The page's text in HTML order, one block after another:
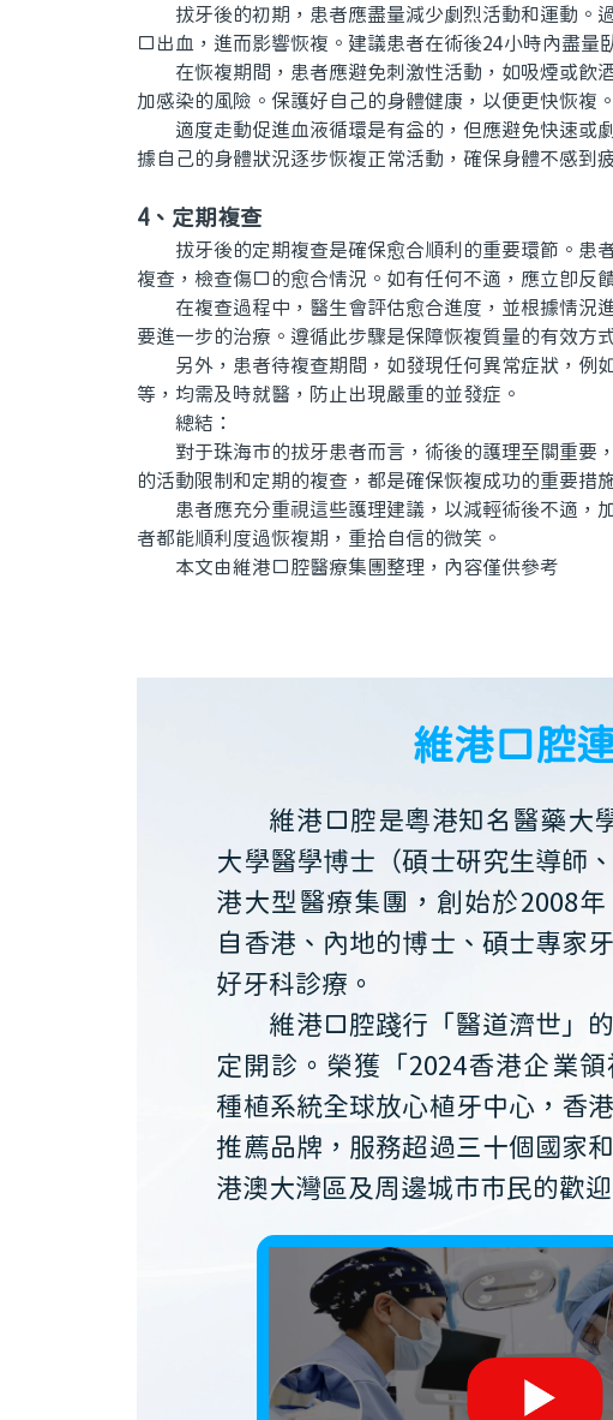
拔牙後的初期，患者應盡量減少劇烈活動和運動。
口出血，進而影響恢複。建議患者在術後24小時內盡量
在恢複期間，患者應避免刺激性活動，如吸煙或飲
加感染的風險。保護好自己的身體健康，以便更快恢複。
適度走動促進血液循環是有益的，但應避免快速或
據自己的身體狀況逐步恢複正常活動，確保身體不感到
4、定期複查
拔牙後的定期複查是確保愈合順利的重要環節。患
複查，檢查傷口的愈合情況。如有任何不適，應立即反
在複查過程中，醫生會評估愈合進度，並根據情況
要進一步的治療。遵循此步驟是保障恢複質量的有效方
另外，患者待複查期間，如發現任何異常症狀，例
等，均需及時就醫，防止出現嚴重的並發症。
總結：
對于珠海市的拔牙患者而言，術後的護理至關重要
的活動限制和定期的複查，都是確保恢複成功的重要措
患者應充分重視這些護理建議，以減輕術後不適，
者都能順利度過恢複期，重拾自信的微笑。
本文由維港口腔醫療集團整理，內容僅供參考
維港口腔
維港口腔是粵港知名醫藥大
大學醫學博士（碩士研究生導師
港大型醫療集團，創始於2008
自香港、內地的博士、碩士專家
好牙科診療。
維港口腔踐行「醫道濟世」
定開診。榮獲「2024香港企業
種植系統全球放心植牙中心，香
推薦品牌，服務超過三十個國家
港澳大灣區及周邊城市市民的歡迎